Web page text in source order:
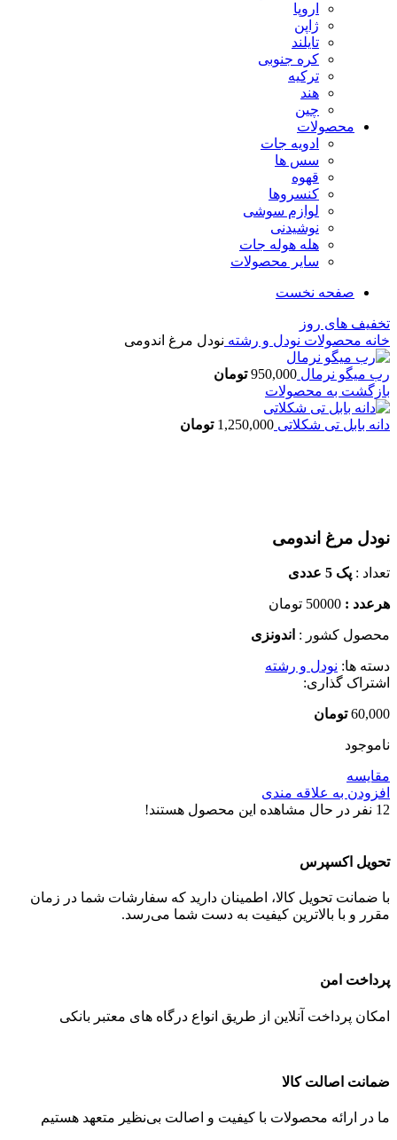
اروپا
ژاپن
تایلند
کره جنوبی
ترکیه
هند
چین
محصولات
ادویه جات
سس ها
قهوه
کنسروها
لوازم سوشی
نوشیدنی
هله هوله جات
سایر محصولات
صفحه نخست
تخفیف های روز
خانه محصولات نودل و رشته نودل مرغ اندومی
رب میگو نرمال 950,000 تومان
بازگشت به محصولات
دانه بابل تی شکلاتی 1,250,000 تومان
نودل مرغ اندومی
تعداد : پک 5 عددی
هرعدد :
محصول کشور : اندونزی
دسته ها: نودل و رشته
اشتراک گذاری:
60,000 تومان
ناموجود
مقایسه
افزودن به علاقه مندی
12 نفر در حال مشاهده این محصول هستند!
تحویل اکسپرس
با ضمانت تحویل کالا، اطمینان دارید که سفارشات شما در زمان
مقرر و با بالاترین کیفیت به دست شما می‌رسد.
پرداخت امن
امکان پرداخت آنلاین از طریق انواع درگاه های معتبر بانکی
ضمانت اصالت کالا
ما در ارائه محصولات با کیفیت و اصالت بی‌نظیر متعهد هستیم